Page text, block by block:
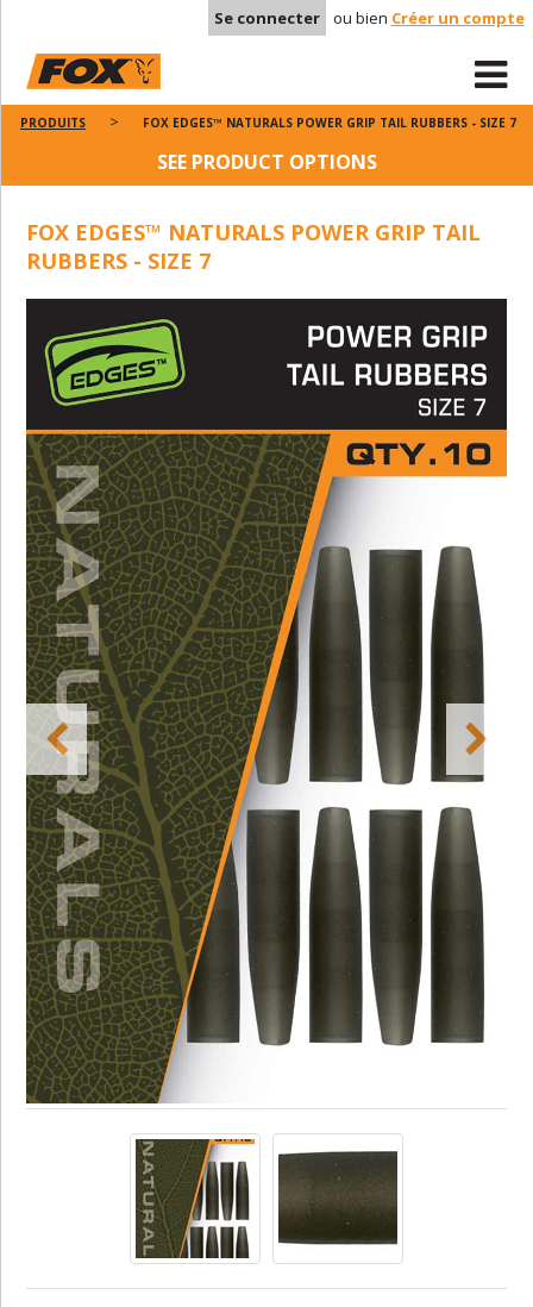
Se connecter ou bien Créer un compte
PRODUITS FOX EDGES™ NATURALS POWER GRIP TAIL RUBBERS - SIZE 7
SEE PRODUCT OPTIONS
FOX EDGES™ NATURALS POWER GRIP TAIL
RUBBERS - SIZE 7